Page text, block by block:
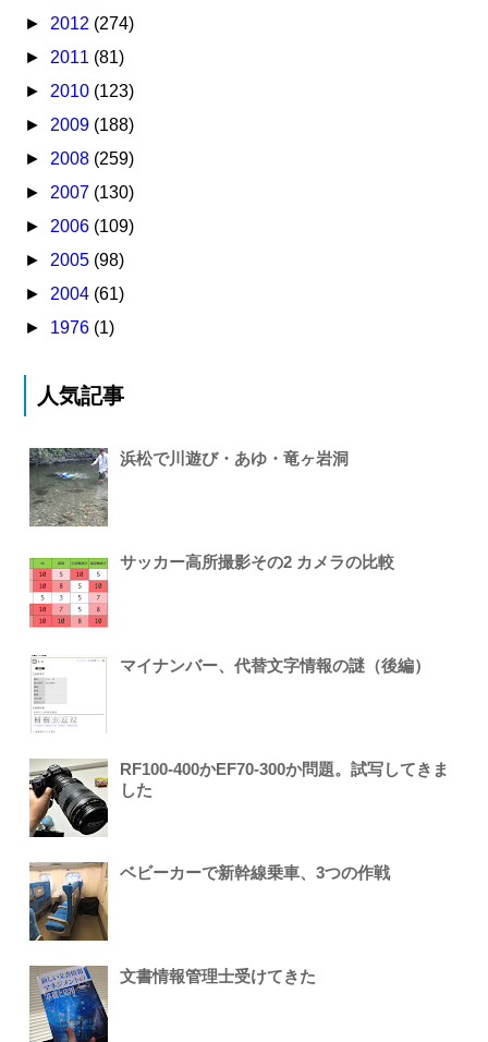
► 2012 (274)
► 2011 (81)
► 2010 (123)
► 2009 (188)
► 2008 (259)
► 2007 (130)
► 2006 (109)
► 2005 (98)
► 2004 (61)
► 1976 (1)
人気記事
浜松で川遊び・あゆ・竜ヶ岩洞
サッカー高所撮影その2 カメラの比較
マイナンバー、代替文字情報の謎（後編）
RF100-400かEF70-300か問題。試写してきま
した
ベビーカーで新幹線乗車、3つの作戦
文書情報管理士受けてきた